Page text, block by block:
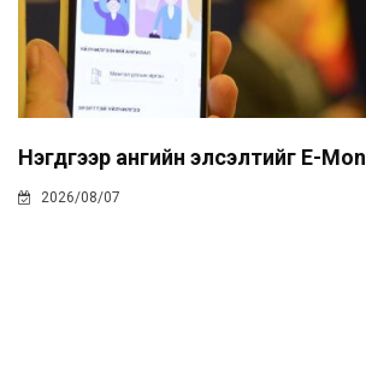
Нэгдүгээр ангийн элсэлтийг E-
2026/08/07